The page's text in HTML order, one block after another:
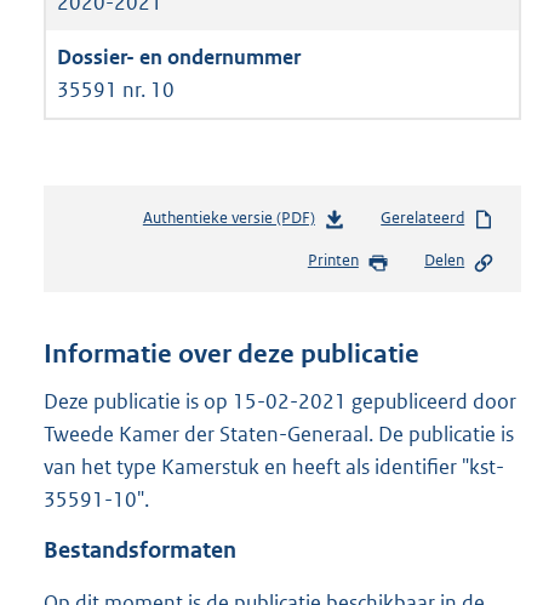
35591 nr. 10
Authentieke versie (PDF)b
s
n
s
r
o
:
Gerelateerd
Printen Delen
Informatie over deze publicatie
Deze publicatie is op 15-02-2021 gepubliceerd door
Tweede Kamer der Staten-Generaal. De publicatie is
van het type Kamerstuk en heeft als identifier "kst-
35591-10".
Bestandsformaten